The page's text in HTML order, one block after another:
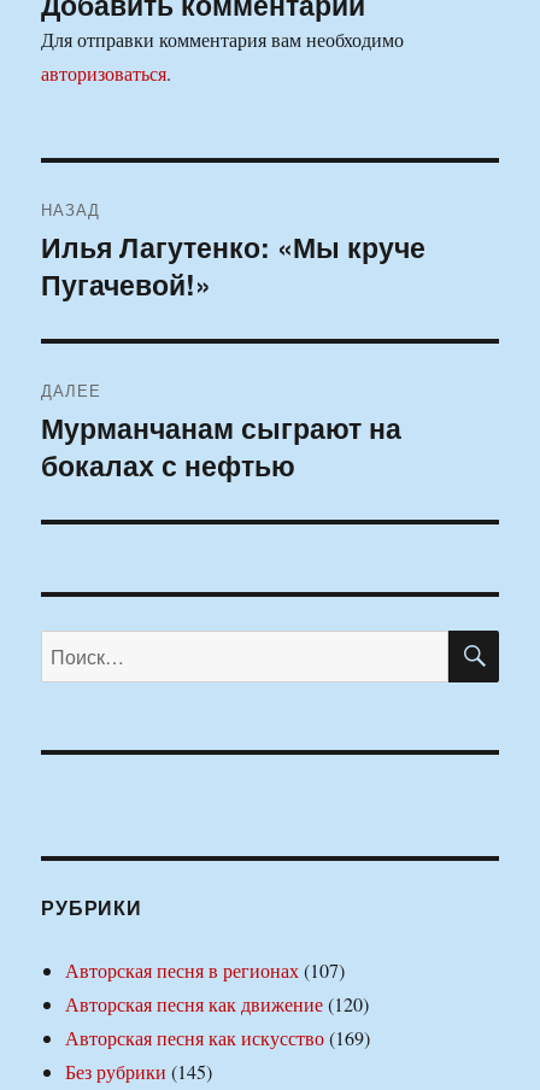
Для отправки комментария вам необходимо
авторизоваться.
по
записям
НАЗАД
Предыдущая
запись:
Илья Лагутенко: «Мы круче
Пугачевой!»
ДАЛЕЕ
Следующая
запись:
Мурманчанам сыграют на
бокалах с нефтью
Искать:
РУБРИКИ
Авторская песня в регионах(107)
Авторская песня как движение(120)
Авторская песня как искусство(169)
Без рубрики (145)